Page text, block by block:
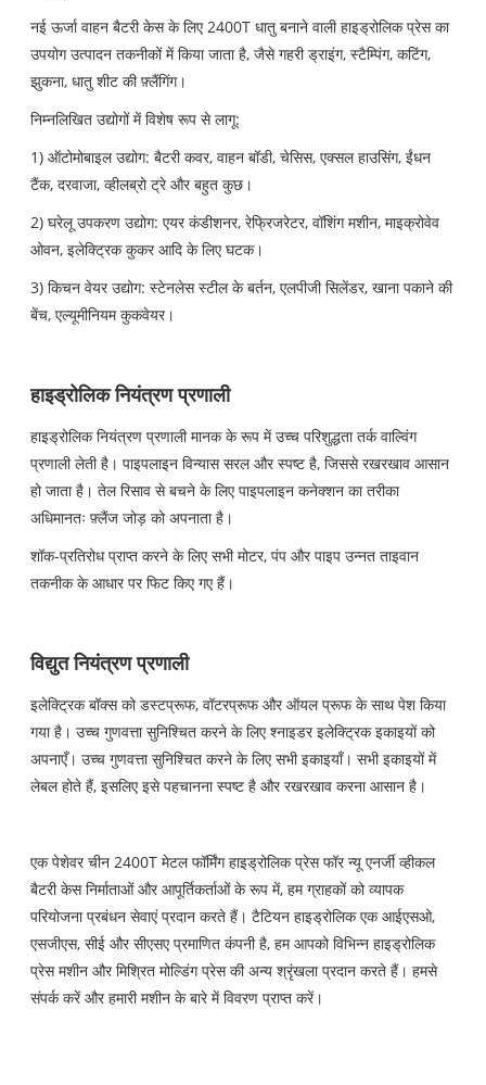
नई ऊर्जा वाहन बैटरी केस के लिए 2400T धातु बनाने वाली हाइड्रोलिक प्रेस का
उपयोग उत्पादन तकनीकों में किया जाता है, जैसे गहरी ड्राइंग, स्टैम्पिंग, कटिंग,
झुकना, धातु शीट की फ़्लैंगिंग।
निम्नलिखित उद्योगों में विशेष रूप से लागू:
1) ऑटोमोबाइल उद्योग: बैटरी कवर, वाहन बॉडी, चेसिस, एक्सल हाउसिंग, ईंधन
टैंक, दरवाजा, व्हीलब्रो ट्रे और बहुत कुछ।
2) घरेलू उपकरण उद्योग: एयर कंडीशनर, रेफ्रिजरेटर, वॉशिंग मशीन, माइक्रोवेव
ओवन, इलेक्ट्रिक कुकर आदि के लिए घटक।
3) किचन वेयर उद्योग: स्टेनलेस स्टील के बर्तन, एलपीजी सिलेंडर, खाना पकाने की
बेंच, एल्यूमीनियम कुकवेयर।
हाइड्रोलिक नियंत्रण प्रणाली
हाइड्रोलिक नियंत्रण प्रणाली मानक के रूप में उच्च परिशुद्धता तर्क वाल्विंग
प्रणाली लेती है। पाइपलाइन विन्यास सरल और स्पष्ट है, जिससे रखरखाव आसान
हो जाता है। तेल रिसाव से बचने के लिए पाइपलाइन कनेक्शन का तरीका
अधिमानतः फ़्लैंज जोड़ को अपनाता है।
शॉक-प्रतिरोध प्राप्त करने के लिए सभी मोटर, पंप और पाइप उन्नत ताइवान
तकनीक के आधार पर फिट किए गए हैं।
विद्युत नियंत्रण प्रणाली
इलेक्ट्रिक बॉक्स को डस्टप्रूफ, वॉटरप्रूफ और ऑयल प्रूफ के साथ पेश किया
गया है। उच्च गुणवत्ता सुनिश्चित करने के लिए श्नाइडर इलेक्ट्रिक इकाइयों को
अपनाएँ। उच्च गुणवत्ता सुनिश्चित करने के लिए सभी इकाइयाँ। सभी इकाइयों में
लेबल होते हैं, इसलिए इसे पहचानना स्पष्ट है और रखरखाव करना आसान है।
एक पेशेवर चीन 2400T मेटल फॉर्मिंग हाइड्रोलिक प्रेस फॉर न्यू एनर्जी व्हीकल
बैटरी केस निर्माताओं और आपूर्तिकर्ताओं के रूप में, हम ग्राहकों को व्यापक
परियोजना प्रबंधन सेवाएं प्रदान करते हैं। टैटियन हाइड्रोलिक एक आईएसओ,
एसजीएस, सीई और सीएसए प्रमाणित कंपनी है, हम आपको विभिन्न हाइड्रोलिक
प्रेस मशीन और मिश्रित मोल्डिंग प्रेस की अन्य श्रृंखला प्रदान करते हैं। हमसे
संपर्क करें और हमारी मशीन के बारे में विवरण प्राप्त करें।